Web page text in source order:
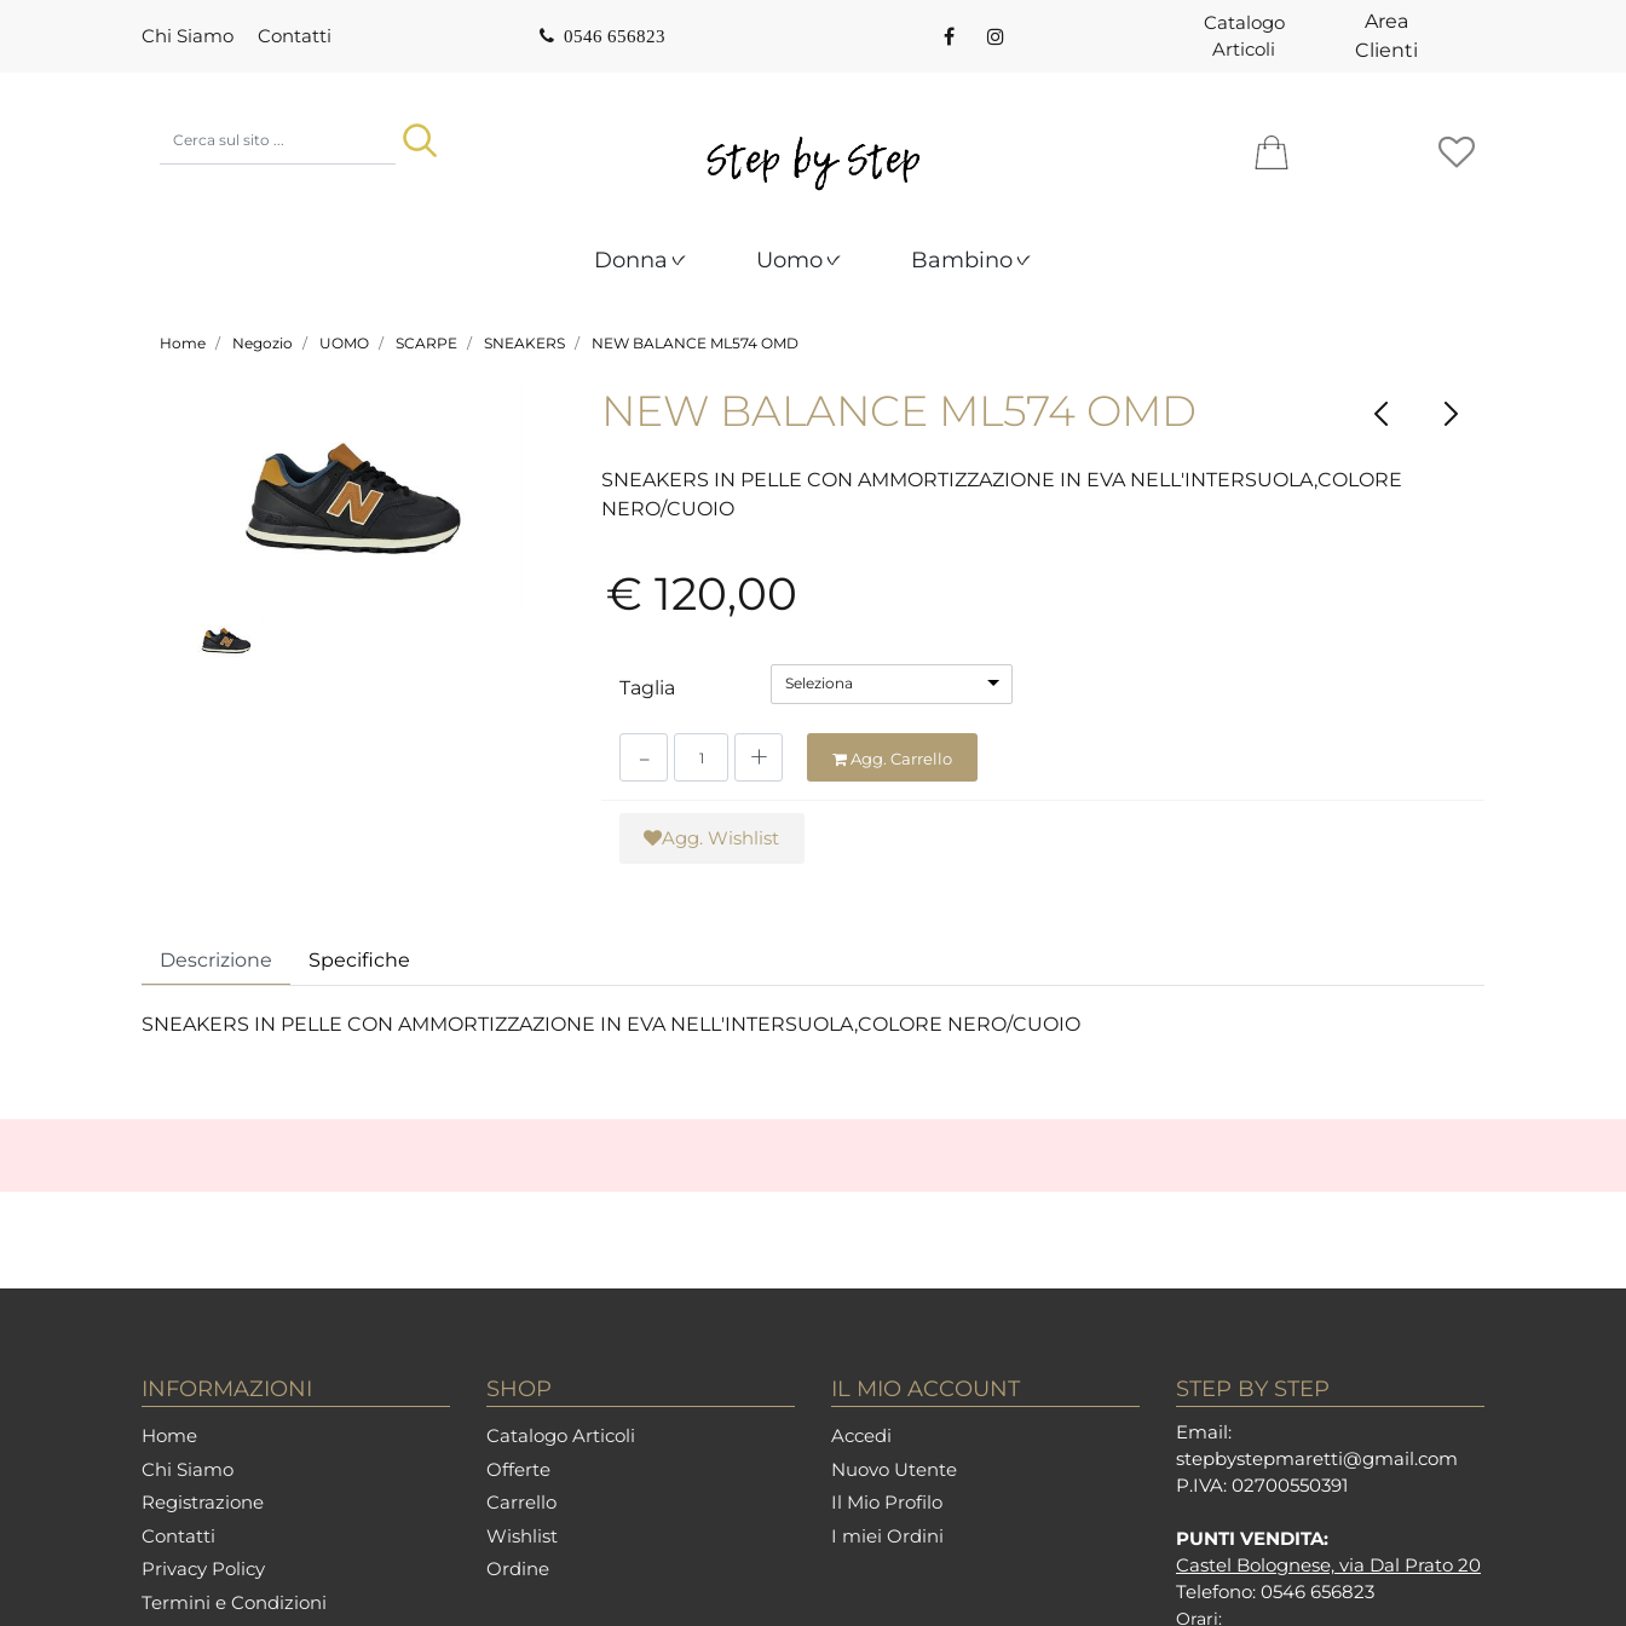
Chi Siamo Contatti 0546 656823
Catalogo
Articoli
Area
Clienti
Donna Uomo Bambino
Home Negozio UOMO SCARPE SNEAKERS NEW BALANCE ML574 OMD
NEW BALANCE ML574 OMD
SNEAKERS IN PELLE CON AMMORTIZZAZIONE IN EVA NELL'INTERSUOLA,COLORE
NERO/CUOIO
€ 120,00
Taglia Seleziona
Agg. Carrello
Agg. Wishlist
Descrizione Specifiche
SNEAKERS IN PELLE CON AMMORTIZZAZIONE IN EVA NELL'INTERSUOLA,COLORE NERO/CUOIO
INFORMAZIONI
Home
Chi Siamo
Registrazione
Contatti
Privacy Policy
Termini e Condizioni
SHOP
Catalogo Articoli
Offerte
Carrello
Wishlist
Ordine
IL MIO ACCOUNT
Accedi
Nuovo Utente
Il Mio Profilo
I miei Ordini
STEP BY STEP
Email:
stepbystepmaretti@gmail.com
P.IVA: 02700550391
PUNTI VENDITA:
Castel Bolognese, via Dal Prato 20
Telefono: 0546 656823
Orari: